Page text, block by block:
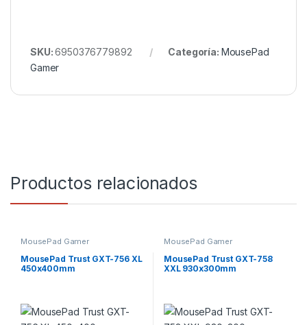
SKU:6950376779892 Categoría: MousePad
Gamer
Productos relacionados
MousePad Gamer
MousePad Trust GXT-756 XL
450x400mm
MousePad Gamer
MousePad Trust GXT-758
XXL 930x300mm